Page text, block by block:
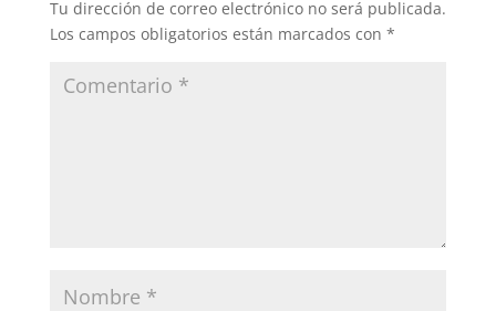
Tu dirección de correo electrónico no será publicada.
Los campos obligatorios están marcados con *